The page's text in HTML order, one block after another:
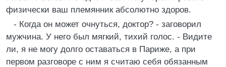
физически ваш племянник абсолютно здоров.
- Когда он может очнуться, доктор? - заговорил
мужчина. У него был мягкий, тихий голос. - Видите
ли, я не могу долго оставаться в Париже, а при
первом разговоре с ним я считаю себя обязанным